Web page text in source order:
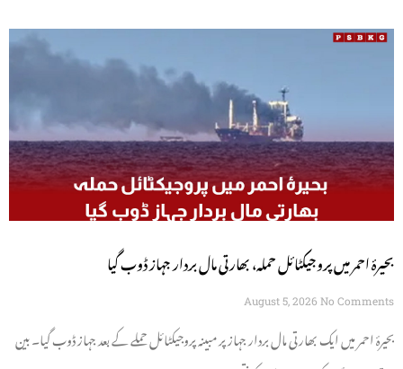
بحیرۂ احمر میں پروجیکٹائل حملہ، بھارتی مال بردار جہاز ڈوب گیا
August 5, 2026 No Comments
بحیرۂ احمر میں ایک بھارتی مال بردار جہاز پر مبینہ پروجیکٹائل حملے کے بعد جہاز ڈوب گیا۔ بین